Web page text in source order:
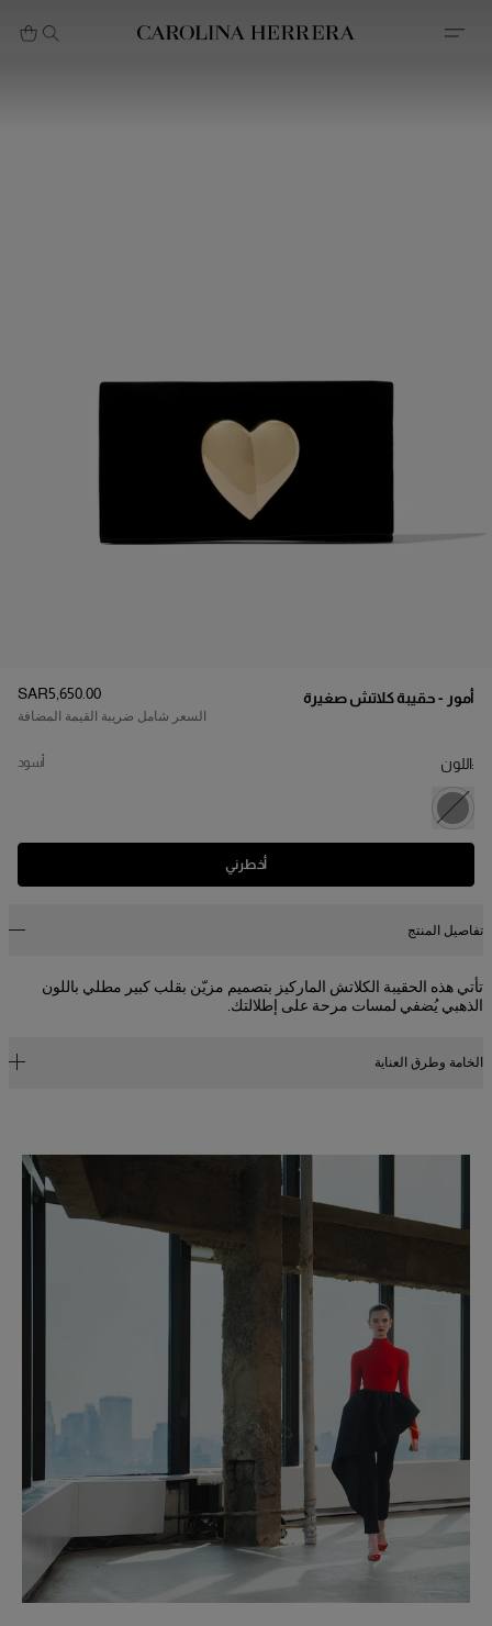
بيان إمكانية الوصول (الرابط)
أمور - حقيبة كلاتش صغيرة السعر:
SAR‌5,650.00
السعر شامل ضريبة القيمة المضافة
:اللون أسود
أخطرني
تفاصيل المنتج
تأتي هذه الحقيبة الكلاتش الماركيز بتصميم مزيّن بقلب كبير مطلي باللون
الذهبي يُضفي لمسات مرحة على إطلالتك.
الخامة وطرق العناية
تعليمات الغسيل
تُنظّف الأجزاء المتسخة فقط بقطعة من القماش